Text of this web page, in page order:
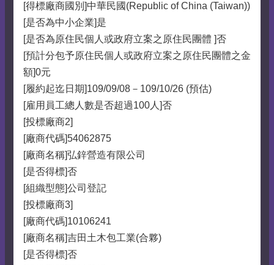
[得標廠商國別]中華民國(Republic of China (Taiwan))
[是否為中小企業]是
[是否為原住民個人或政府立案之原住民團體 ]否
[預計分包予原住民個人或政府立案之原住民團體之金
額]0元
[履約起迄日期]109/09/08－109/10/26 (預估)
[雇用員工總人數是否超過100人]否
[投標廠商2]
[廠商代碼]54062875
[廠商名稱]弘鋅營造有限公司
[是否得標]否
[組織型態]公司登記
[投標廠商3]
[廠商代碼]10106241
[廠商名稱]吉田土木包工業(合夥)
[是否得標]否